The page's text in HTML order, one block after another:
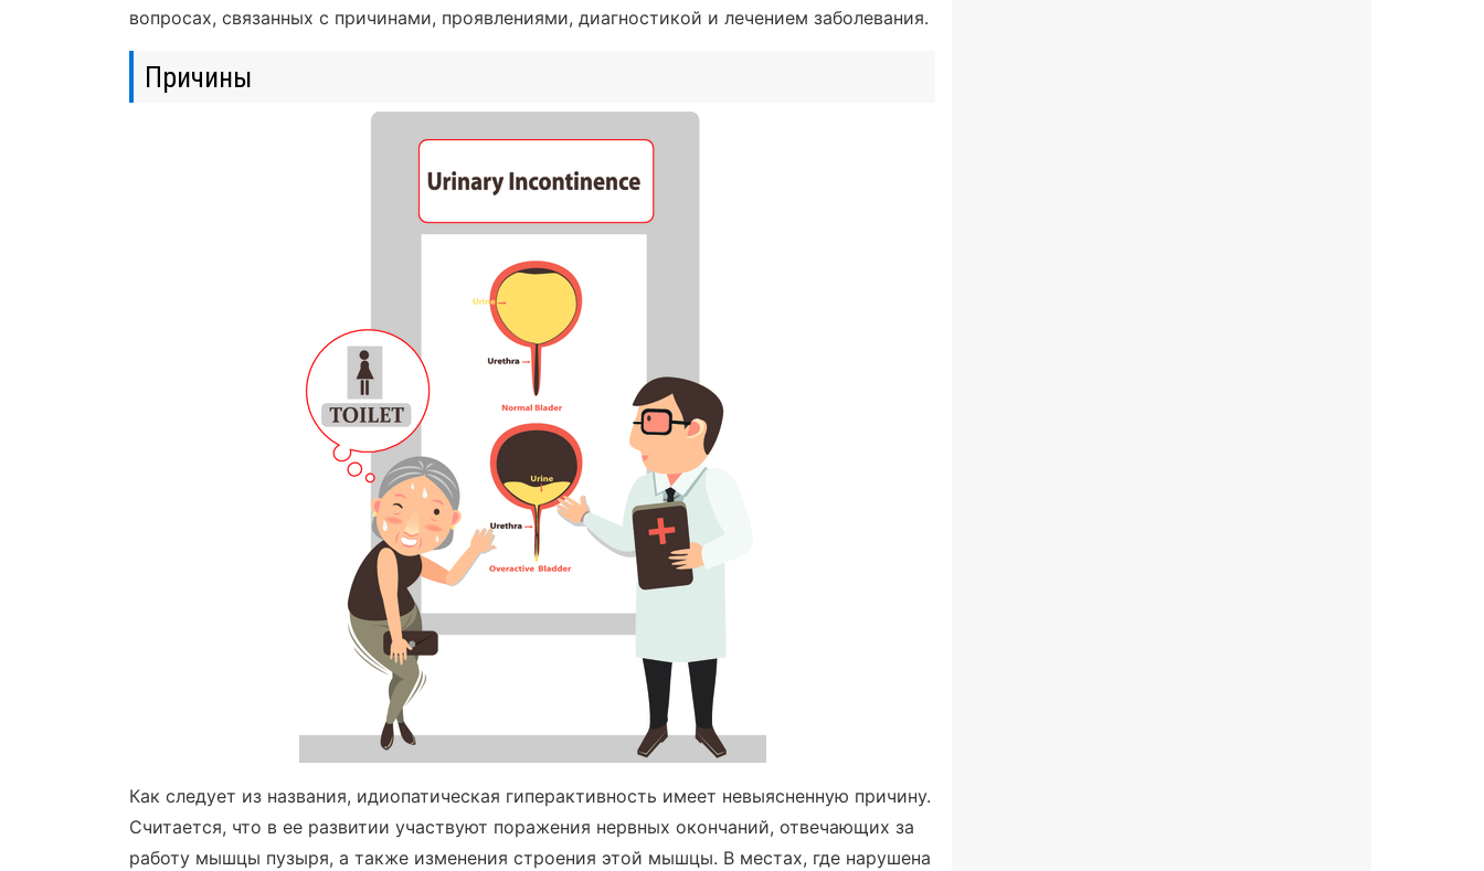
вопросах, связанных с причинами, проявлениями, диагностикой и лечением заболевания.
Причины
Как следует из названия, идиопатическая гиперактивность имеет невыясненную причину.
Считается, что в ее развитии участвуют поражения нервных окончаний, отвечающих за
работу мышцы пузыря, а также изменения строения этой мышцы. В местах, где нарушена